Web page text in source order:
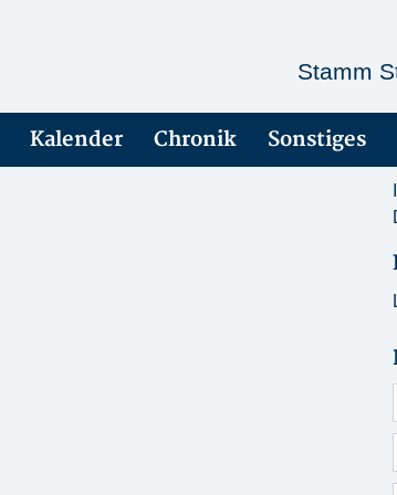
Stamm
Kalender Chronik Sonstiges